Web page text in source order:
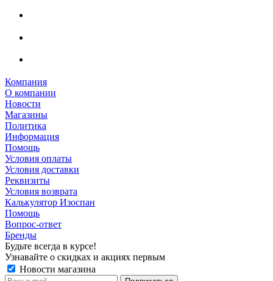
Компания
О компании
Новости
Магазины
Политика
Информация
Помощь
Условия оплаты
Условия доставки
Реквизиты
Условия возврата
Калькулятор Изоспан
Помощь
Вопрос-ответ
Бренды
Будьте всегда в курсе!
Узнавайте о скидках и акциях первым
Новости магазина